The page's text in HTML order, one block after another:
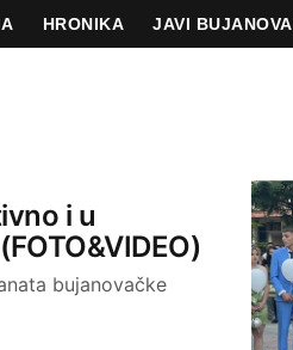
HRONIKA JAVI
i u
bujanovačke